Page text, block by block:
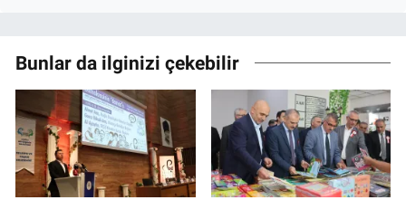
Bunlar da ilginizi çekebilir